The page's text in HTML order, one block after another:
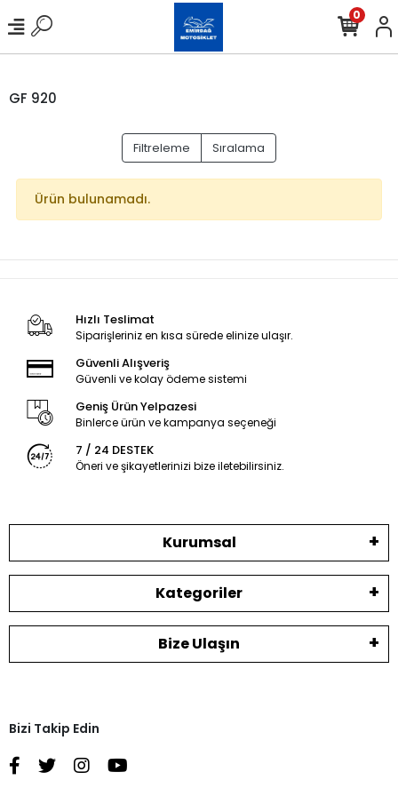
0
GF 920
Filtreleme Sıralama
Ürün bulunamadı.
Hızlı Teslimat
Siparişleriniz en kısa sürede elinize ulaşır.
Güvenli Alışveriş
Güvenli ve kolay ödeme sistemi
Geniş Ürün Yelpazesi
Binlerce ürün ve kampanya seçeneği
7 / 24 DESTEK
Öneri ve şikayetlerinizi bize iletebilirsiniz.
Kurumsal
Kategoriler
Bize Ulaşın
Bizi Takip Edin